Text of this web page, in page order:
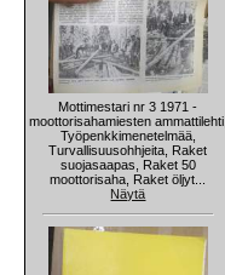
Mottimestari nr 3 1971 -
moottorisahamiesten ammattilehti,
Työpenkkimenetelmää,
Turvallisuusohhjeita, Raket
suojasaapas, Raket 50
moottorisaha, Raket öljyt...
Näytä